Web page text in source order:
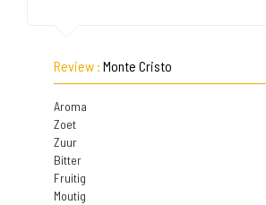
Review : Monte Cristo
Aroma
Zoet
Zuur
Bitter
Fruitig
Moutig